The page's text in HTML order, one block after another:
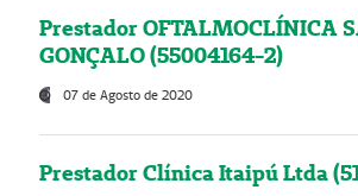
Prestador OFTALMOCLÍNICA
GONÇALO (55004164-2)
07 de Agosto de 2020
Prestador Clínica Itaipú Ltda